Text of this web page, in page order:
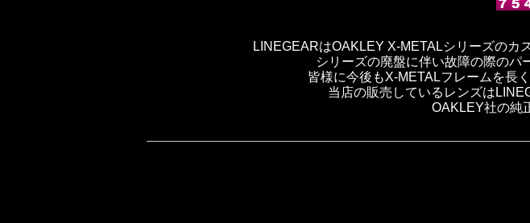
LINEGEARはOAKLEY X-METALシリーズのカ
シリーズの廃盤に伴い故障の際のパ
皆様に今後もX-METALフレームを長
当店の販売しているレンズは
OAKLEY社の純